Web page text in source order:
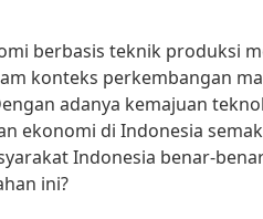
berbasis teknik produksi
konteks perkembangan
adanya kemajuan
ekonomi di Indonesia
Indonesia benar-
ini?